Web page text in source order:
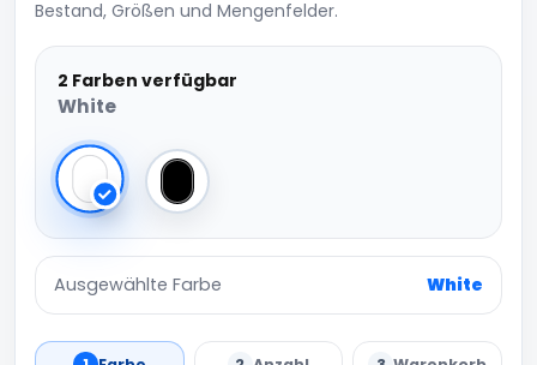
Bestand, Größen und Mengenfelder.
2 Farben verfügbar
White
White Black
Ausgewählte Farbe White